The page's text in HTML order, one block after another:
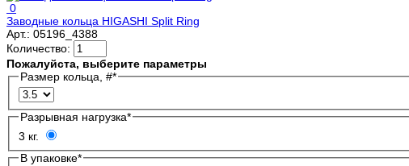
0
Заводные кольца HIGASHI Split Ring
Арт.: 05196_4388
Количество:
Пожалуйста, выберите параметры
Размер кольца, #*
Разрывная нагрузка*
3 кг.
В упаковке*